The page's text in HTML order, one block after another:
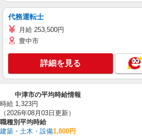
代務運転士
月給 253,500円
豊中市
詳細を見る
中津市の平均時給情報
時給 1,323円
（2026年08月03日更新）
職種別平均時給
建築・土木・設備1,800円